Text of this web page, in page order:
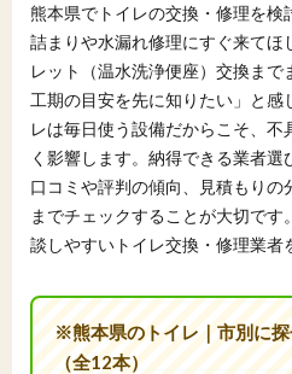
熊本県でトイレの交換・修理を検
詰まりや水漏れ修理にすぐ来てほ
レット（温水洗浄便座）交換ま
工期の目安を先に知りたい」と感
レは毎日使う設備だからこそ、不
く影響します。納得できる業者選
口コミや評判の傾向、見積もり
までチェックすることが大切で
談しやすいトイレ交換・修理業者
※熊本県のトイレ｜市別に
（全12本）